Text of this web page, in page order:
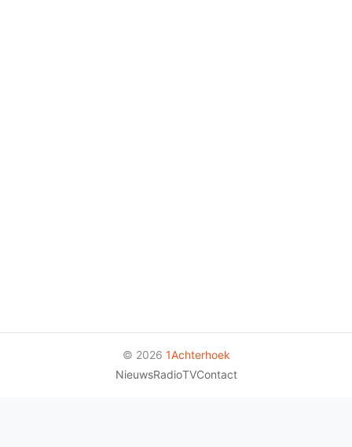
© 2026 1Achterhoek
NieuwsRadioTVContact